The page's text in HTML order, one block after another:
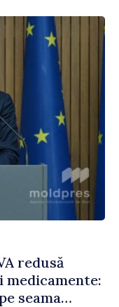
redusă
medicamente:
seama